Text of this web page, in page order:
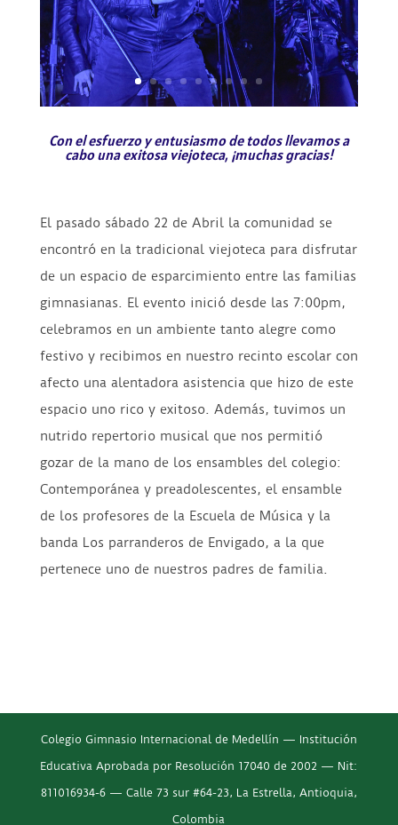
Con el esfuerzo y entusiasmo de todos llevamos a
cabo una exitosa viejoteca, ¡muchas gracias!
El pasado sábado 22 de Abril la comunidad se
encontró en la tradicional viejoteca para disfrutar
de un espacio de esparcimiento entre las familias
gimnasianas. El evento inició desde las 7:00pm,
celebramos en un ambiente tanto alegre como
festivo y recibimos en nuestro recinto escolar con
afecto una alentadora asistencia que hizo de este
espacio uno rico y exitoso. Además, tuvimos un
nutrido repertorio musical que nos permitió
gozar de la mano de los ensambles del colegio:
Contemporánea y preadolescentes, el ensamble
de los profesores de la Escuela de Música y la
banda Los parranderos de Envigado, a la que
pertenece uno de nuestros padres de familia.
Colegio Gimnasio Internacional de Medellín — Institución
Educativa Aprobada por Resolución 17040 de 2002 — Nit:
811016934-6 — Calle 73 sur #64-23, La Estrella, Antioquia,
Colombia